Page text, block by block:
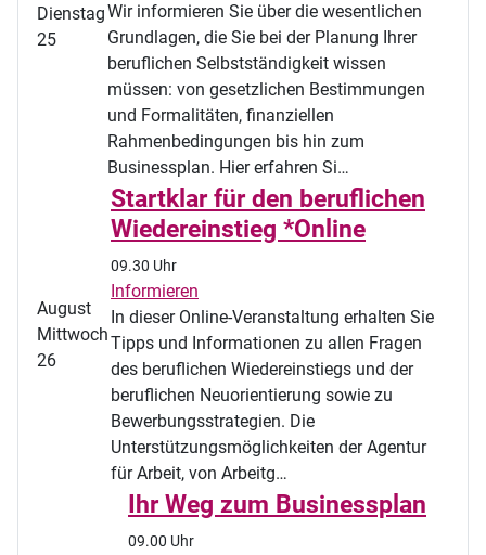
Dienstag
25
Wir informieren Sie über die wesentlichen
Grundlagen, die Sie bei der Planung Ihrer
beruflichen Selbstständigkeit wissen
müssen: von gesetzlichen Bestimmungen
und Formalitäten, finanziellen
Rahmenbedingungen bis hin zum
Businessplan. Hier erfahren Si…
August
Mittwoch
26
Startklar für den beruflichen
Wiedereinstieg *Online
09.30 Uhr
Informieren
In dieser Online-Veranstaltung erhalten Sie
Tipps und Informationen zu allen Fragen
des beruflichen Wiedereinstiegs und der
beruflichen Neuorientierung sowie zu
Bewerbungsstrategien. Die
Unterstützungsmöglichkeiten der Agentur
für Arbeit, von Arbeitg…
Ihr Weg zum Businessplan
09.00 Uhr